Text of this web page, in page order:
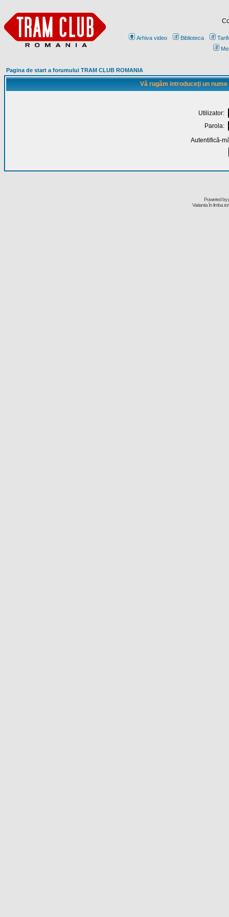
Arhiva video Biblioteca
Pagina de start a forumului TRAM CLUB ROMANIA
Vă rugăm introduceţi un
Utilizator:
Parola:
Autentifică-
Powered by
Varianta în limba